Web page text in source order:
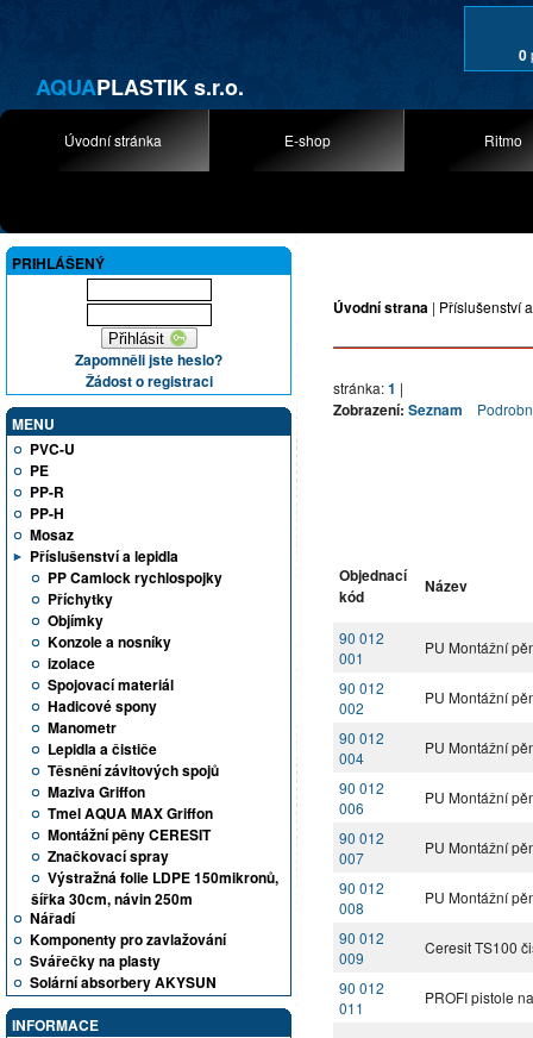
AQUAPLASTIK s.r.o.
0
Úvodní stránka E-shop Ritmo
PRIHLÁŠENÝ
Zapomněli jste heslo?
Žádost o registraci
MENU
PVC-U
PE
PP-R
PP-H
Mosaz
Příslušenství a lepidla
PP Camlock rychlospojky
Příchytky
Objímky
Konzole a nosníky
izolace
Spojovací materiál
Hadicové spony
Manometr
Lepidla a čističe
Těsnění závitových spojů
Maziva Griffon
Tmel AQUA MAX Griffon
Montážní pěny CERESIT
Značkovací spray
Výstražná folie LDPE 150mikronů,
šířka 30cm, návin 250m
Nářadí
Komponenty pro zavlažování
Svářečky na plasty
Solární absorbery AKYSUN
INFORMACE
Úvodní strana | Příslušenství
stránka:1 |
Zobrazení:Seznam
Objednací
kód
Název
90 012
001
PU Montážní
90 012
002
PU Montážní
90 012
004
PU Montážní
90 012
006
PU Montážní
90 012
007
PU Montážní
90 012
008
PU Montážní
90 012
009
Ceresit TS100
90 012
011
PROFI pistole